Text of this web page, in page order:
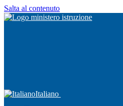
Salta al contenuto
Italiano